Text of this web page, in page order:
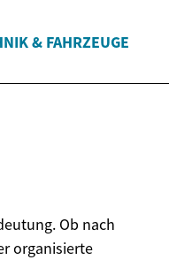
& FAHRZEUGE
Ob nach
organisierte